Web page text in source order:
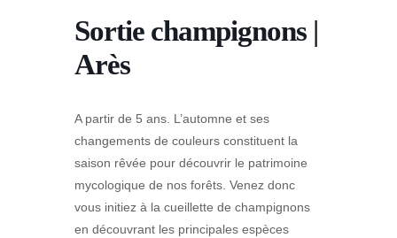
Sortie champignons |
Arès
A partir de 5 ans. L’automne et ses
changements de couleurs constituent la
saison rêvée pour découvrir le patrimoine
mycologique de nos forêts. Venez donc
vous initiez à la cueillette de champignons
en découvrant les principales espèces